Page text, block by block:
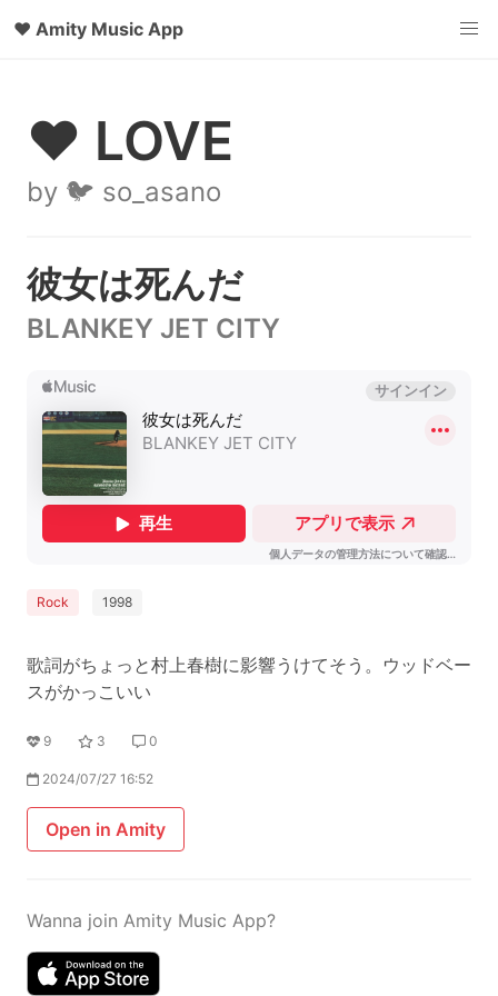
♥ Amity Music App
♥ LOVE
by 🐦 so_asano
彼女は死んだ
BLANKEY JET CITY
Rock 1998
歌詞がちょっと村上春樹に影響うけてそう。ウッドベー
スがかっこいい
9 3 0
2024/07/27 16:52
Open in Amity
Wanna join Amity Music App?